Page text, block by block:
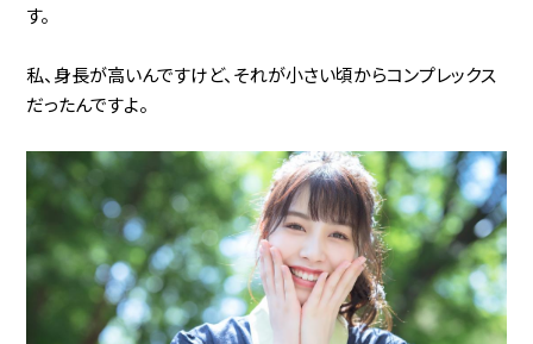
す。
私、身長が高いんですけど、それが小さい頃からコンプレックス
だったんですよ。